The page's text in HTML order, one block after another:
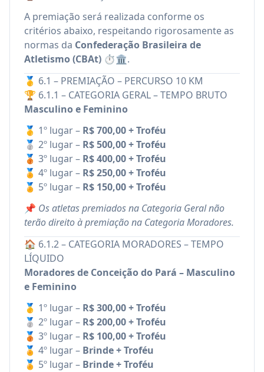
A premiação será realizada conforme os
critérios abaixo, respeitando rigorosamente as
normas da Confederação Brasileira de
Atletismo (CBAt) ⏱️🏛️.
🥇 6.1 – PREMIAÇÃO – PERCURSO 10 KM
🏆 6.1.1 – CATEGORIA GERAL – TEMPO BRUTO
Masculino e Feminino
🥇 1º lugar – R$ 700,00 + Troféu
🥈 2º lugar – R$ 500,00 + Troféu
🥉 3º lugar – R$ 400,00 + Troféu
🏅 4º lugar – R$ 250,00 + Troféu
🏅 5º lugar – R$ 150,00 + Troféu
📌 Os atletas premiados na Categoria Geral não
terão direito à premiação na Categoria Moradores.
🏠 6.1.2 – CATEGORIA MORADORES – TEMPO
LÍQUIDO
Moradores de Conceição do Pará – Masculino
e Feminino
🥇 1º lugar – R$ 300,00 + Troféu
🥈 2º lugar – R$ 200,00 + Troféu
🥉 3º lugar – R$ 100,00 + Troféu
🏅 4º lugar – Brinde + Troféu
🏅 5º lugar – Brinde + Troféu